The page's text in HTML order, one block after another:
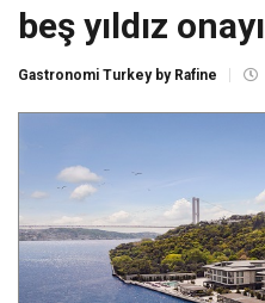
beş yıldız onayı
Gastronomi Turkey by Rafine